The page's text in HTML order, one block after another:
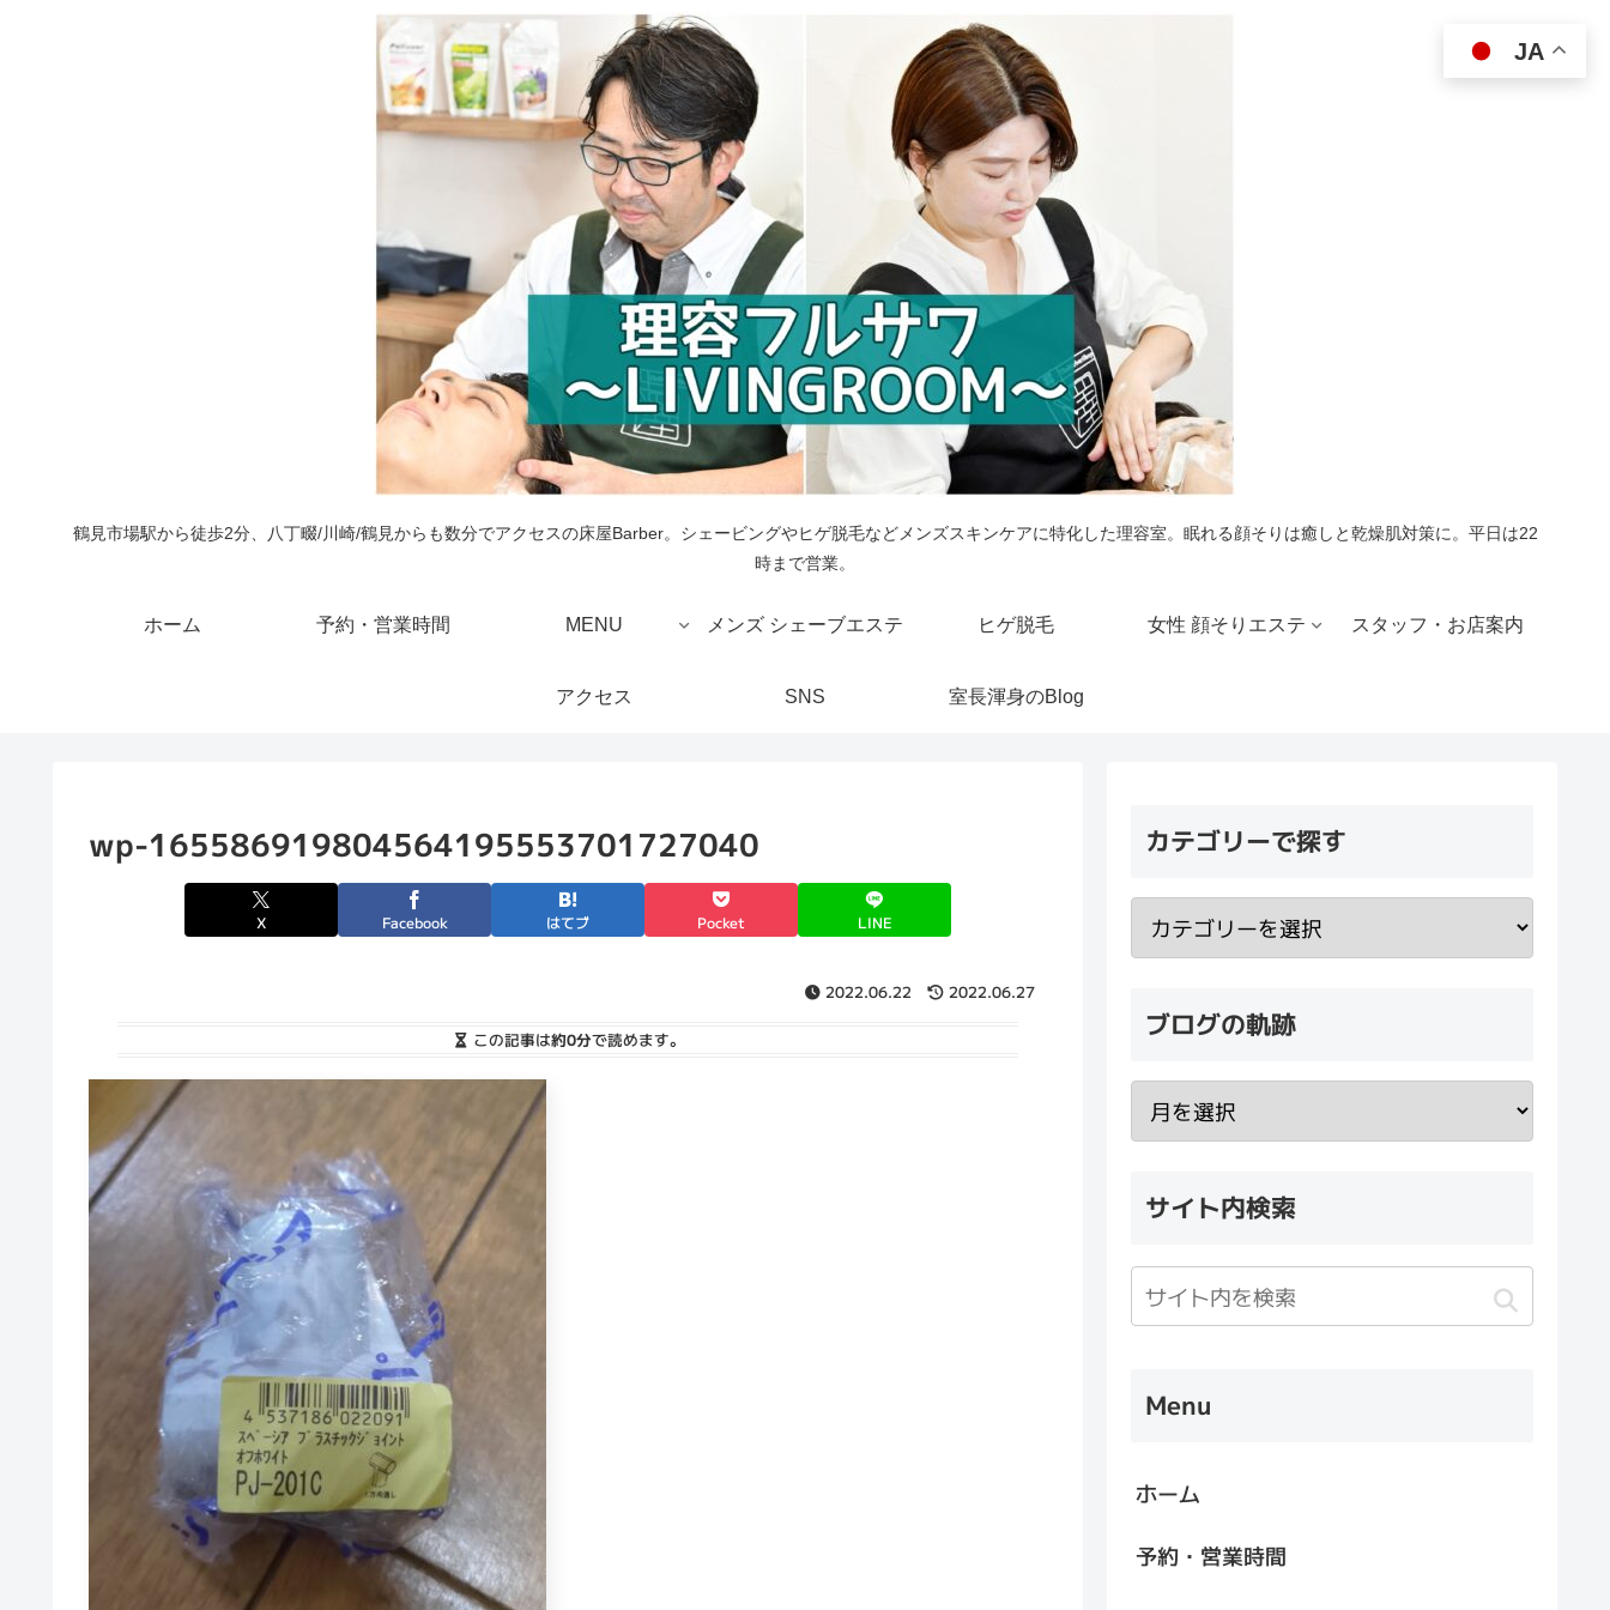
鶴見市場駅から徒歩2分、八丁畷/川崎/鶴見からも数分でアクセスの床屋Barber。シェービングやヒゲ脱毛などメンズスキンケアに特化した理容室。眠れる顔そりは癒しと乾燥肌対策に。平日は22
時まで営業。
ホーム 予約・営業時間 MENU メンズ シェーブエステ ヒゲ脱毛 女性 顔そりエステ スタッフ・お店案内
アクセス SNS 室長渾身のBlog
wp-165586919804564195553701727040
X Facebook はてブ Pocket LINE
2022.06.22 2022.06.27
この記事は約0分で読めます。
カテゴリーで探す
ブログの軌跡
サイト内検索
Menu
ホーム
予約・営業時間
JA